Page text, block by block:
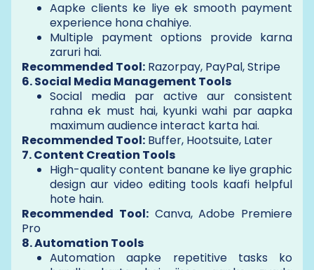
Aapke clients ke liye ek smooth payment
experience hona chahiye.
Multiple payment options provide karna
zaruri hai.
Recommended Tool: Razorpay, PayPal, Stripe
6. Social Media Management Tools
Social media par active aur consistent
rahna ek must hai, kyunki wahi par aapka
maximum audience interact karta hai.
Recommended Tool: Buffer, Hootsuite, Later
7. Content Creation Tools
High-quality content banane ke liye graphic
design aur video editing tools kaafi helpful
hote hain.
Recommended Tool:Canva, Adobe Premiere
Pro
8. Automation Tools
Automation aapke repetitive tasks ko